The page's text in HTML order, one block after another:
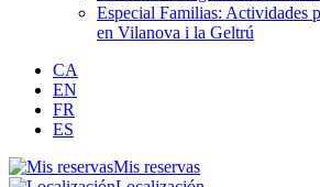
Especial Familias: Actividades
en Vilanova i la Geltrú
CA
EN
FR
ES
Mis reservas